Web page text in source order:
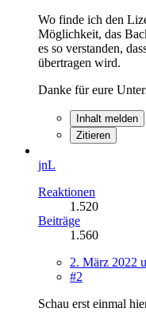
Wo finde ich den
Möglichkeit, das
es so verstanden,
übertragen wird.
Danke für eure
Inhalt melden
Zitieren
jnL
Reaktionen
1.520
Beiträge
1.560
2. März 2022
#2
Schau erst einmal